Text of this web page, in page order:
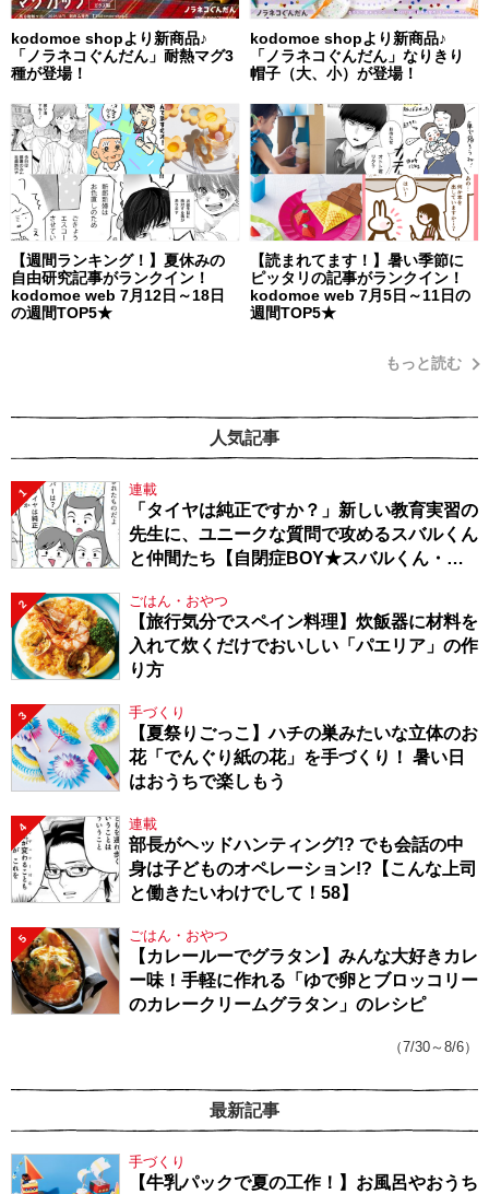
kodomoe shopより新商品♪
「ノラネコぐんだん」耐熱マグ3
種が登場！
kodomoe shopより新商品♪
「ノラネコぐんだん」なりきり
帽子（大、小）が登場！
【週間ランキング！】夏休みの
自由研究記事がランクイン！
kodomoe web 7月12日～18日
の週間TOP5★
【読まれてます！】暑い季節に
ピッタリの記事がランクイン！
kodomoe web 7月5日～11日の
週間TOP5★
もっと読む
人気記事
1 連載
「タイヤは純正ですか？」新しい教育実習の
先生に、ユニークな質問で攻めるスバルくん
と仲間たち【自閉症BOY★スバルくん・
2 ごはん・おやつ
【旅行気分でスペイン料理】炊飯器に材料を
入れて炊くだけでおいしい「パエリア」の作
り方
3 手づくり
【夏祭りごっこ】ハチの巣みたいな立体のお
花「でんぐり紙の花」を手づくり！ 暑い日
はおうちで楽しもう
4 連載
部長がヘッドハンティング!? でも会話の中
身は子どものオペレーション!?【こんな上司
と働きたいわけでして！58】
5 ごはん・おやつ
【カレールーでグラタン】みんな大好きカレ
ー味！手軽に作れる「ゆで卵とブロッコリー
のカレークリームグラタン」のレシピ
（7/30～8/6）
最新記事
手づくり
【牛乳パックで夏の工作！】お風呂やおうち